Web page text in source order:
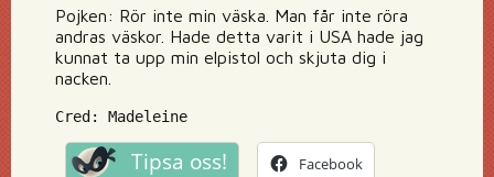
Pojken: Rör inte min väska. Man får inte röra
andras väskor. Hade detta varit i USA hade jag
kunnat ta upp min elpistol och skjuta dig i
nacken.
Cred: Madeleine
Tipsa oss! Facebook